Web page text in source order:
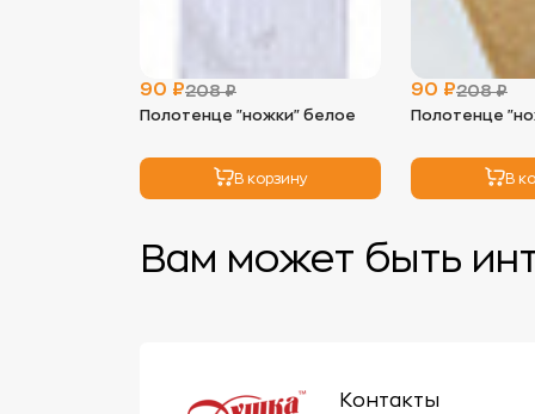
90 ₽208 ₽
Полотенце "ножки" белое
В корзину
90 ₽208 ₽
Полотенце
В
Вам может быть
Контакты